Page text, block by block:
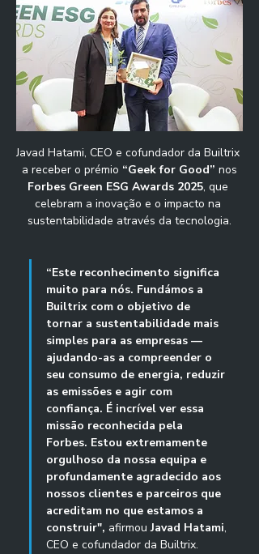
Javad Hatami, CEO e cofundador da Builtrix
a receber o prémio “Geek for Good” nos
Forbes Green ESG Awards 2025, que
celebram a inovação e o impacto na
sustentabilidade através da tecnologia.
“Este reconhecimento significa
muito para nós. Fundámos a
Builtrix com o objetivo de
tornar a sustentabilidade mais
simples para as empresas —
ajudando-as a compreender o
seu consumo de energia, reduzir
as emissões e agir com
confiança. É incrível ver essa
missão reconhecida pela
Forbes. Estou extremamente
orgulhoso da nossa equipa e
profundamente agradecido aos
nossos clientes e parceiros que
acreditam no que estamos a
construir", afirmou Javad Hatami,
CEO e cofundador da Builtrix.